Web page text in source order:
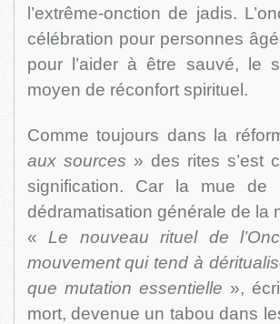
l’extrême-onction de jadis.
célébration pour personnes
pour l’aider à être sauvé, le
moyen de réconfort spirituel.
Comme toujours dans la
aux sources » des rites s’est
signification. Car la mue de
dédramatisation générale de la
« Le nouveau rituel de
mouvement qui tend à
que mutation essentielle »,
mort, devenue un tabou dans